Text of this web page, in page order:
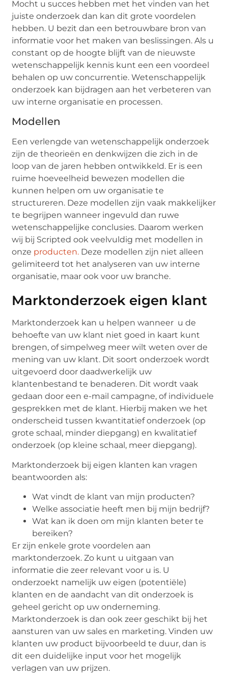
Mocht u succes hebben met het vinden van het
juiste onderzoek dan kan dit grote voordelen
hebben. U bezit dan een betrouwbare bron van
informatie voor het maken van beslissingen. Als u
constant op de hoogte blijft van de nieuwste
wetenschappelijk kennis kunt een een voordeel
behalen op uw concurrentie. Wetenschappelijk
onderzoek kan bijdragen aan het verbeteren van
uw interne organisatie en processen.
Modellen
Een verlengde van wetenschappelijk onderzoek
zijn de theorieën en denkwijzen die zich in de
loop van de jaren hebben ontwikkeld. Er is een
ruime hoeveelheid bewezen modellen die
kunnen helpen om uw organisatie te
structureren. Deze modellen zijn vaak makkelijker
te begrijpen wanneer ingevuld dan ruwe
wetenschappelijke conclusies. Daarom werken
wij bij Scripted ook veelvuldig met modellen in
onze producten. Deze modellen zijn niet alleen
gelimiteerd tot het analyseren van uw interne
organisatie, maar ook voor uw branche.
Marktonderzoek eigen klant
Marktonderzoek kan u helpen wanneer u de
behoefte van uw klant niet goed in kaart kunt
brengen, of simpelweg meer wilt weten over de
mening van uw klant. Dit soort onderzoek wordt
uitgevoerd door daadwerkelijk uw
klantenbestand te benaderen. Dit wordt vaak
gedaan door een e-mail campagne, of individuele
gesprekken met de klant. Hierbij maken we het
onderscheid tussen kwantitatief onderzoek (op
grote schaal, minder diepgang) en kwalitatief
onderzoek (op kleine schaal, meer diepgang).
Marktonderzoek bij eigen klanten kan vragen
beantwoorden als:
Wat vindt de klant van mijn producten?
Welke associatie heeft men bij mijn bedrijf?
Wat kan ik doen om mijn klanten beter te
bereiken?
Er zijn enkele grote voordelen aan
marktonderzoek. Zo kunt u uitgaan van
informatie die zeer relevant voor u is. U
onderzoekt namelijk uw eigen (potentiële)
klanten en de aandacht van dit onderzoek is
geheel gericht op uw onderneming.
Marktonderzoek is dan ook zeer geschikt bij het
aansturen van uw sales en marketing. Vinden uw
klanten uw product bijvoorbeeld te duur, dan is
dit een duidelijke input voor het mogelijk
verlagen van uw prijzen.